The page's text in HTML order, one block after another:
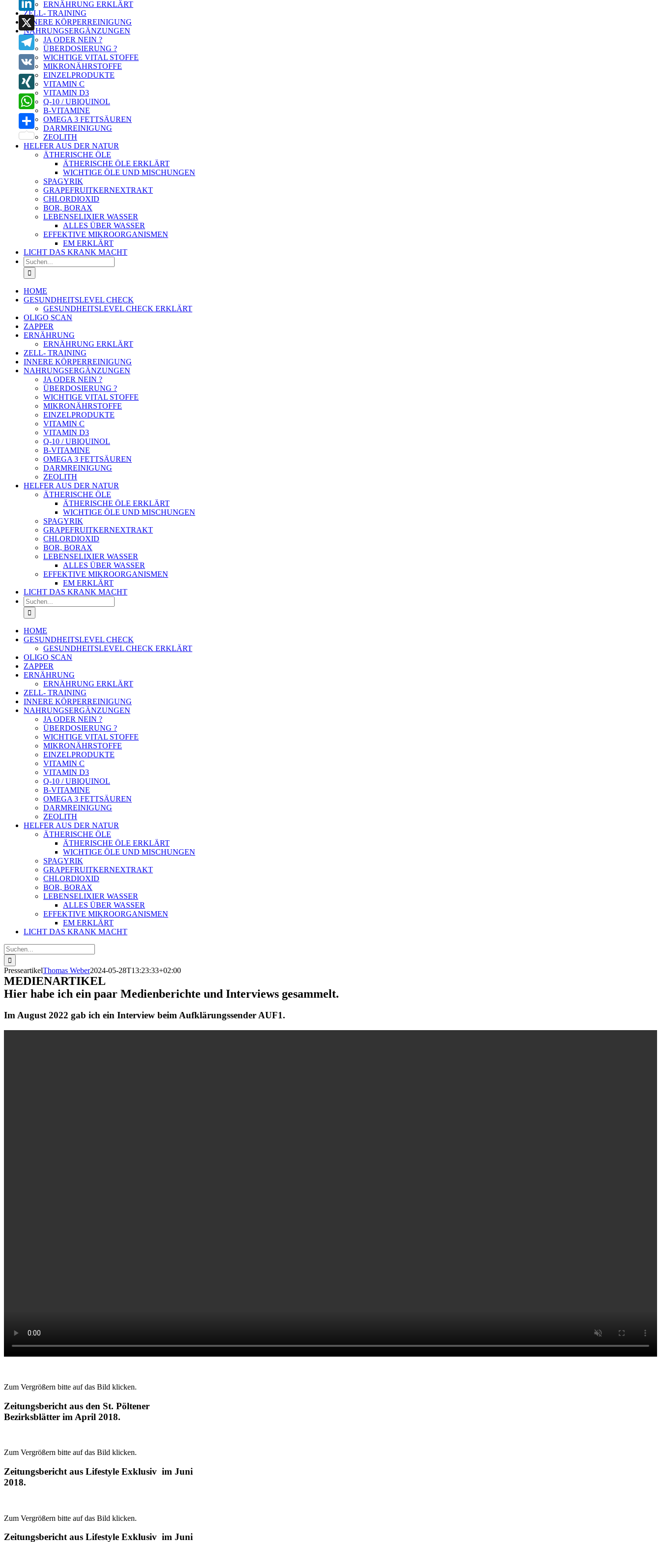
ERNÄHRUNG ERKLÄRT
ZELL- TRAINING
INNERE KÖRPERREINIGUNG
NAHRUNGSERGÄNZUNGEN
JA ODER NEIN ?
ÜBERDOSIERUNG ?
WICHTIGE VITAL STOFFE
MIKRONÄHRSTOFFE
EINZELPRODUKTE
VITAMIN C
VITAMIN D3
Q-10 / UBIQUINOL
B-VITAMINE
OMEGA 3 FETTSÄUREN
DARMREINIGUNG
ZEOLITH
HELFER AUS DER NATUR
ÄTHERISCHE ÖLE
ÄTHERISCHE ÖLE ERKLÄRT
WICHTIGE ÖLE UND MISCHUNGEN
SPAGYRIK
GRAPEFRUITKERNEXTRAKT
CHLORDIOXID
BOR, BORAX
LEBENSELIXIER WASSER
ALLES ÜBER WASSER
EFFEKTIVE MIKROORGANISMEN
EM ERKLÄRT
LICHT DAS KRANK MACHT
Suche
nach:
HOME
GESUNDHEITSLEVEL CHECK
GESUNDHEITSLEVEL CHECK ERKLÄRT
OLIGO SCAN
ZAPPER
ERNÄHRUNG
ERNÄHRUNG ERKLÄRT
ZELL- TRAINING
INNERE KÖRPERREINIGUNG
NAHRUNGSERGÄNZUNGEN
JA ODER NEIN ?
ÜBERDOSIERUNG ?
WICHTIGE VITAL STOFFE
MIKRONÄHRSTOFFE
EINZELPRODUKTE
VITAMIN C
VITAMIN D3
Q-10 / UBIQUINOL
B-VITAMINE
OMEGA 3 FETTSÄUREN
DARMREINIGUNG
ZEOLITH
HELFER AUS DER NATUR
ÄTHERISCHE ÖLE
ÄTHERISCHE ÖLE ERKLÄRT
WICHTIGE ÖLE UND MISCHUNGEN
SPAGYRIK
GRAPEFRUITKERNEXTRAKT
CHLORDIOXID
BOR, BORAX
LEBENSELIXIER WASSER
ALLES ÜBER WASSER
EFFEKTIVE MIKROORGANISMEN
EM ERKLÄRT
LICHT DAS KRANK MACHT
Suche
nach:
HOME
GESUNDHEITSLEVEL CHECK
GESUNDHEITSLEVEL CHECK ERKLÄRT
OLIGO SCAN
ZAPPER
ERNÄHRUNG
ERNÄHRUNG ERKLÄRT
ZELL- TRAINING
INNERE KÖRPERREINIGUNG
NAHRUNGSERGÄNZUNGEN
JA ODER NEIN ?
ÜBERDOSIERUNG ?
WICHTIGE VITAL STOFFE
MIKRONÄHRSTOFFE
EINZELPRODUKTE
VITAMIN C
VITAMIN D3
Q-10 / UBIQUINOL
B-VITAMINE
OMEGA 3 FETTSÄUREN
DARMREINIGUNG
ZEOLITH
HELFER AUS DER NATUR
ÄTHERISCHE ÖLE
ÄTHERISCHE ÖLE ERKLÄRT
WICHTIGE ÖLE UND MISCHUNGEN
SPAGYRIK
GRAPEFRUITKERNEXTRAKT
CHLORDIOXID
BOR, BORAX
LEBENSELIXIER WASSER
ALLES ÜBER WASSER
EFFEKTIVE MIKROORGANISMEN
EM ERKLÄRT
LICHT DAS KRANK MACHT
Suche
nach:
PresseartikelThomas Weber2024-05-28T13:23:33+02:00
MEDIENARTIKEL
Hier habe ich ein paar Medienberichte und Interviews gesammelt.
Im August 2022 gab ich ein Interview beim Aufklärungssender AUF1.
Zum Vergrößern bitte auf das Bild klicken.
Zeitungsbericht aus den St. Pöltener
Bezirksblätter im April 2018.
Zum Vergrößern bitte auf das Bild klicken.
Zeitungsbericht aus Lifestyle Exklusiv im Juni
2018.
Zum Vergrößern bitte auf das Bild klicken.
Zeitungsbericht aus Lifestyle Exklusiv im Juni
LinkedIn
X
Telegram
VK
XING
WhatsApp
Teilen